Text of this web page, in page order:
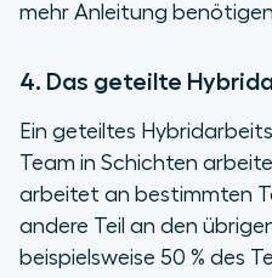
mehr Anleitung
4. Das geteilte
Ein geteiltes
Team in Schichten
arbeitet an bestimmten
andere Teil an den
beispielsweise 50 % des